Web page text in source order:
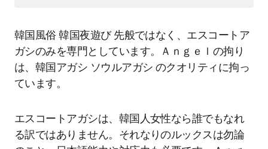
韓国風俗 韓国夜遊び 先般ではなく、エスコートア
ガシのみを専門としています。Ａｎｇｅｌの拘り
は、韓国アガシ ソウルアガシ のクオリティに拘っ
ています。
エスコートアガシは、韓国人女性なら誰でもなれ
る訳ではありません。それなりのルックスは勿論